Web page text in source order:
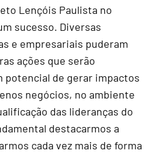
Lençóis Paulista no
sucesso. Diversas
e empresariais puderam
ações que serão
potencial de gerar impactos
negócios, no ambiente
das lideranças do
destacarmos a
cada vez mais de forma